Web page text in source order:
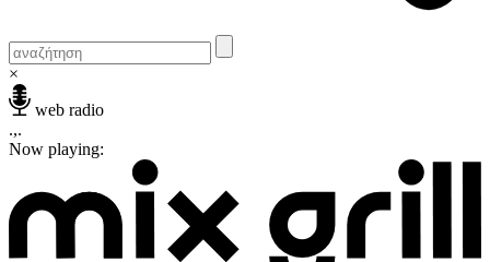
×
web radio
.,.
Now playing: